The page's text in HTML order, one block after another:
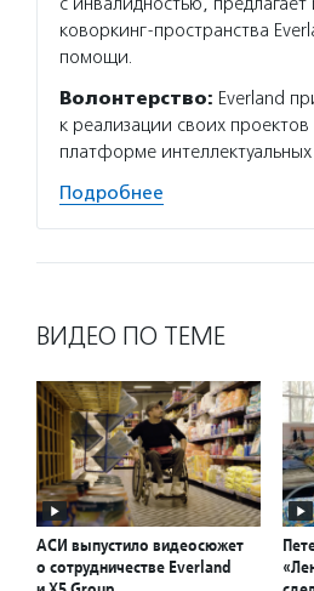
коворкинг-пространства
помощи.
Волонтерство: Everland
к реализации своих
платформе
Подробнее
ВИДЕО ПО ТЕМЕ
АСИ выпустило видеосюжет
о сотрудничестве Everland